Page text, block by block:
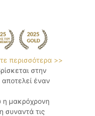
περισσότερα >>
στην
έναν
η μακρόχρονη
συναντά τις